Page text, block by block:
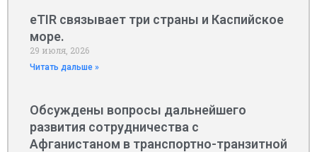
eTIR связывает три страны и Каспийское
море.
29 июля, 2026
Читать дальше »
Обсуждены вопросы дальнейшего
развития сотрудничества с
Афганистаном в транспортно-транзитной